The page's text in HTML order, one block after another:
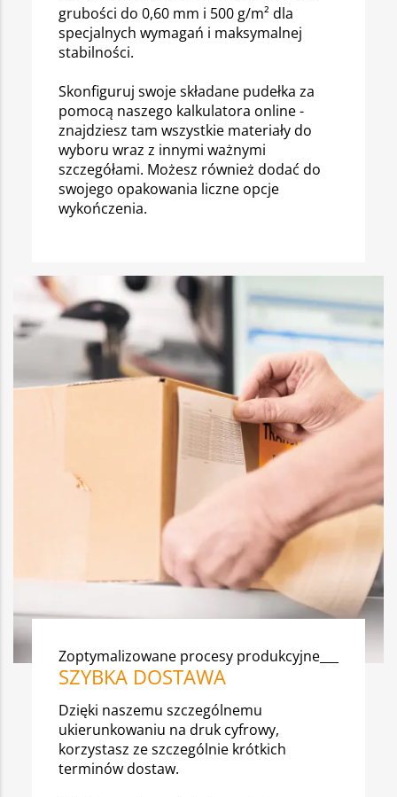
grubości do 0,60 mm i 500 g/m² dla
specjalnych wymagań i maksymalnej
stabilności.
Skonfiguruj swoje składane pudełka za
pomocą naszego kalkulatora online -
znajdziesz tam wszystkie materiały do
wyboru wraz z innymi ważnymi
szczegółami. Możesz również dodać do
swojego opakowania liczne opcje
wykończenia.
Zoptymalizowane procesy produkcyjne___
SZYBKA DOSTAWA
Dzięki naszemu szczególnemu
ukierunkowaniu na druk cyfrowy,
korzystasz ze szczególnie krótkich
terminów dostaw.